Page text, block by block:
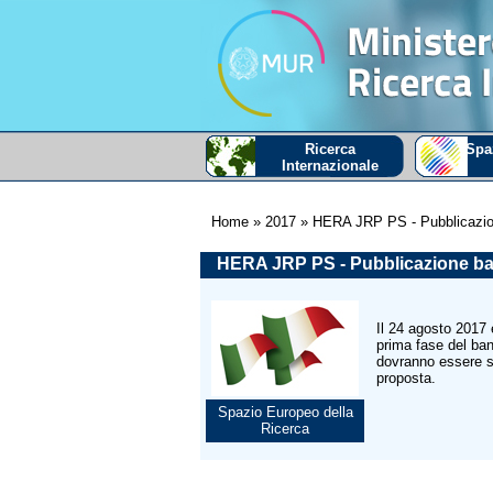
Ricerca
Internazionale
Home » 2017 » HERA JRP PS -
HERA JRP PS - Pubblicazione
Spazio Europeo della
Ricerca
Il 24 agosto
prima fase del
dovranno essere
proposta.